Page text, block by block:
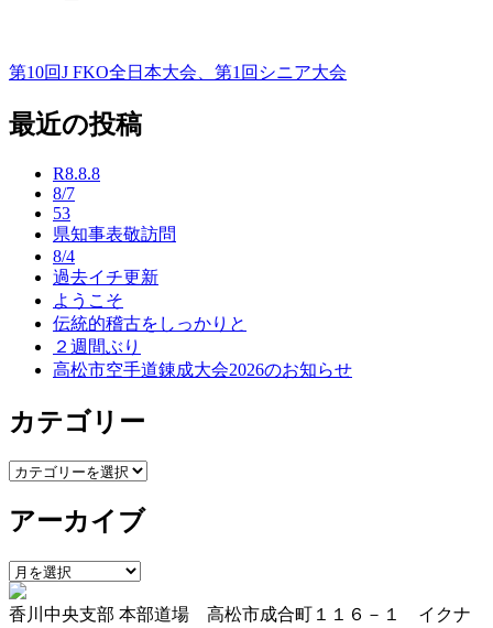
投
稿
第10回J FKO全日本大会、第1回シニア大会
最近の投稿
R8.8.8
8/7
53
県知事表敬訪問
8/4
過去イチ更新
ようこそ
伝統的稽古をしっかりと
２週間ぶり
高松市空手道錬成大会2026のお知らせ
カテゴリー
カ
ゴ
ー
アーカイブ
ア
ー
カ
香川中央支部 本部道場 高松市成合町１１６－１ イクナ